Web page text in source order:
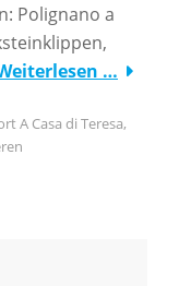
Polignano a
…
A Casa di Teresa,